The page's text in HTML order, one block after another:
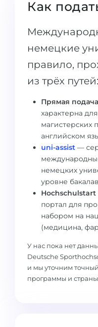
Города
Примеры вакансий
КАРЬЕРНОЕ
Тест Голланда
Тест Карта
Тест RIASEC
Успехна
100%
Наши
КОНСУЛЬТАЦИЯ!
Медицина
Инженерия
Физика
Другая
ПОСТУПАЕМ ИЗ...
Россия
Украина
Казахстан
Армения
Другая страна
ЗАПИСАТЬСЯ НА
Как
немецкие
правило,
из трёх путей:
Прямая
характерна
магистерских
английском
uni-assist —
немецких
уровне
Hochschulstart
портал для
набором на
(медицина,
У нас пока нет
Deutsche
и мы уточним
программы и